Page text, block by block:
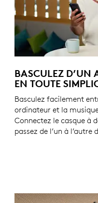
BASCULEZ D’UN
EN TOUTE
Basculez facilement
ordinateur et la
Connectez le casque à
passez de l’un à l’autre